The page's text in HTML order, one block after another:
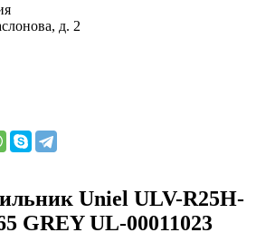
д. 2
Uniel ULV-R25H-
GREY UL-00011023